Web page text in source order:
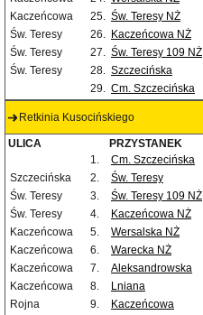
Kaczeńcowa
25. Św. Teresy NŻ
Św. Teresy
26. Kaczeńcowa NŻ
Św. Teresy
27. Św. Teresy 109 NŻ
Św. Teresy
28. Szczecińska
29. Cm. Szczecińska
Retkinia Kusocińskiego
ULICA PRZYSTANEK
1.
Cm. Szczecińska
Szczecińska
2. Św. Teresy
Św. Teresy
3. Św. Teresy 109 NŻ
Św. Teresy
4. Kaczeńcowa NŻ
Kaczeńcowa
5. Wersalska NŻ
Kaczeńcowa
6. Warecka NŻ
Kaczeńcowa
7. Aleksandrowska
Kaczeńcowa
8.
Lniana
Rojna
9. Kaczeńcowa